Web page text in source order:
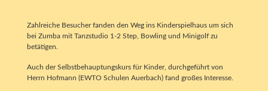
Zahlreiche Besucher fanden den Weg ins Kinderspielhaus um sich
bei Zumba mit Tanzstudio 1-2 Step, Bowling und Minigolf zu
betätigen.
Auch der Selbstbehauptungskurs für Kinder, durchgeführt von
Herrn Hofmann (EWTO Schulen Auerbach) fand großes Interesse.